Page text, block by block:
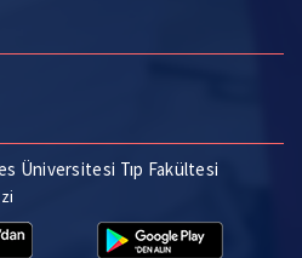
Üniversitesi Tıp Fakültesi